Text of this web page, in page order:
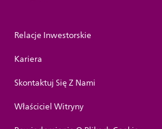
Relacje Inwestorskie
Kariera
Skontaktuj Się Z Nami
Właściciel Witryny